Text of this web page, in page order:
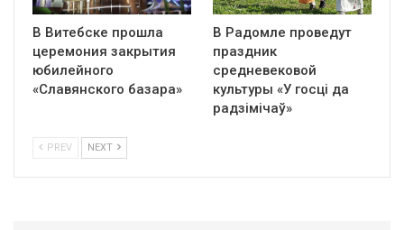
В Витебске прошла
церемония закрытия
юбилейного
«Славянского базара»
В Радомле проведут
праздник
средневековой
культуры «У госці да
радзімічаў»
PREV NEXT